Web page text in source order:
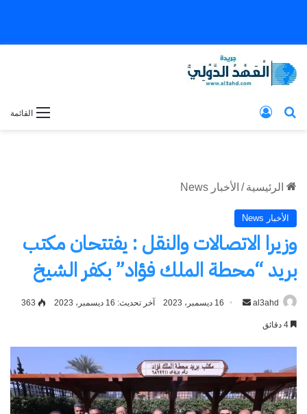
القائمة بحث عن
الرئيسية / الأخبار News
الأخبار News
وزيرا الاتصالات والنقل : يفتتحان مكتب
بريد “محطة الملك فؤاد” بكفر الشيخ
al3ahd
أرسل 16 ديسمبر، 2023 آخر تحديث: 16 ديسمبر، 2023 363